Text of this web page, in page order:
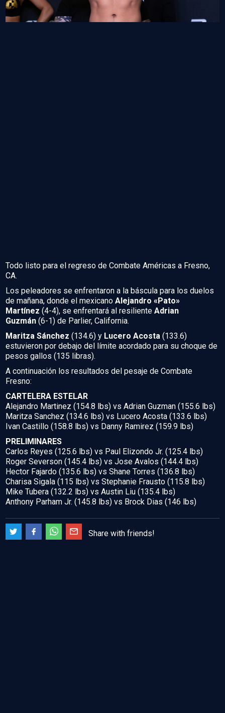
Todo listo para el regreso de Combate Américas a Fresno,
CA.
Los peleadores se enfrentaron a la báscula para los duelos
de mañana, donde el mexicano Alejandro «Pato»
Martínez (4-4), se enfrentará al resiliente Adrian
Guzmán (6-1) de Parlier, California.
Maritza Sánchez (134.6) y Lucero Acosta (133.6)
estuvieron por debajo del límite acordado para su choque de
pesos gallos (135 libras).
A continuación los resultados del pesaje de Combate
Fresno:
CARTELERA ESTELAR
Alejandro Martinez (154.8 lbs) vs Adrian Guzman (155.6 lbs)
Maritza Sanchez (134.6 lbs) vs Lucero Acosta (133.6 lbs)
Ivan Castillo (158.8 lbs) vs Danny Ramirez (159.9 lbs)
PRELIMINARES
Carlos Reyes (125.6 lbs) vs Paul Elizondo Jr. (125.4 lbs)
Roger Severson (145.4 lbs) vs Jose Avalos (144.4 lbs)
Hector Fajardo (135.6 lbs) vs Shane Torres (136.8 lbs)
Charisa Sigala (115 lbs) vs Stephanie Frausto (115.8 lbs)
Mike Tubera (132.2 lbs) vs Austin Liu (135.4 lbs)
Anthony Parham Jr. (145.8 lbs) vs Brock Dias (146 lbs)
Share with friends!